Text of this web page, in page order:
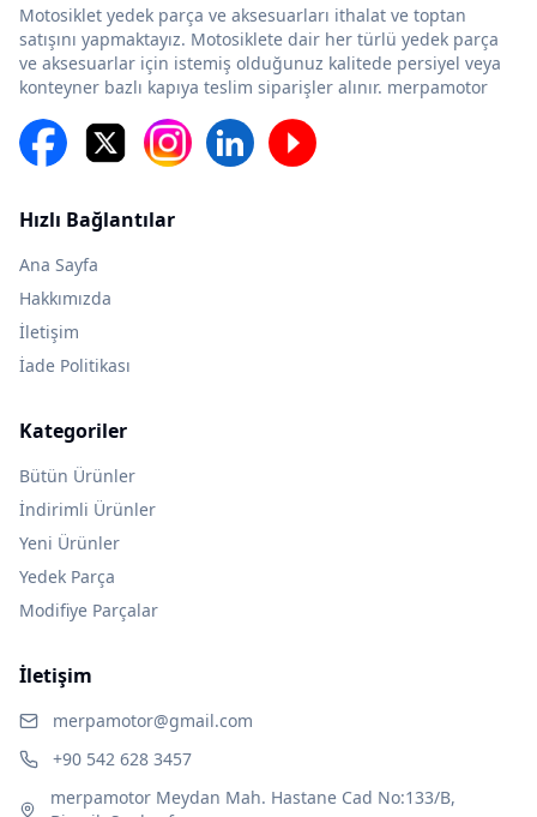
Motosiklet yedek parça ve aksesuarları ithalat ve toptan
satışını yapmaktayız. Motosiklete dair her türlü yedek parça
ve aksesuarlar için istemiş olduğunuz kalitede persiyel veya
konteyner bazlı kapıya teslim siparişler alınır. merpamotor
Hızlı Bağlantılar
Ana Sayfa
Hakkımızda
İletişim
İade Politikası
Kategoriler
Bütün Ürünler
İndirimli Ürünler
Yeni Ürünler
Yedek Parça
Modifiye Parçalar
İletişim
merpamotor@gmail.com
+90 542 628 3457
merpamotor Meydan Mah. Hastane Cad No:133/B,